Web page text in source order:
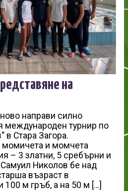
на
направи силно
международен турнир по
в Стара Загора.
момичета и момчета
– 3 златни, 5 сребърни и
Николов бе над
възраст в
100 м гръб, а на 50 м […]